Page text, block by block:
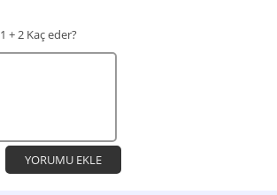
1 + 2 Kaç eder?